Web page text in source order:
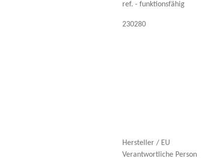
ref. - funktionsfähig
230280
Hersteller / EU
Verantwortliche Person